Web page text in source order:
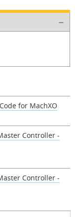
for MachXO
Controller -
Controller -